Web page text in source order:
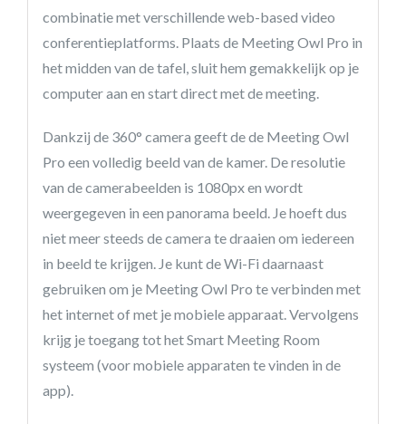
combinatie met verschillende web-based video
conferentieplatforms. Plaats de Meeting Owl Pro in
het midden van de tafel, sluit hem gemakkelijk op je
computer aan en start direct met de meeting.
Dankzij de 360° camera geeft de de Meeting Owl
Pro een volledig beeld van de kamer. De resolutie
van de camerabeelden is 1080px en wordt
weergegeven in een panorama beeld. Je hoeft dus
niet meer steeds de camera te draaien om iedereen
in beeld te krijgen. Je kunt de Wi-Fi daarnaast
gebruiken om je Meeting Owl Pro te verbinden met
het internet of met je mobiele apparaat. Vervolgens
krijg je toegang tot het Smart Meeting Room
systeem (voor mobiele apparaten te vinden in de
app).